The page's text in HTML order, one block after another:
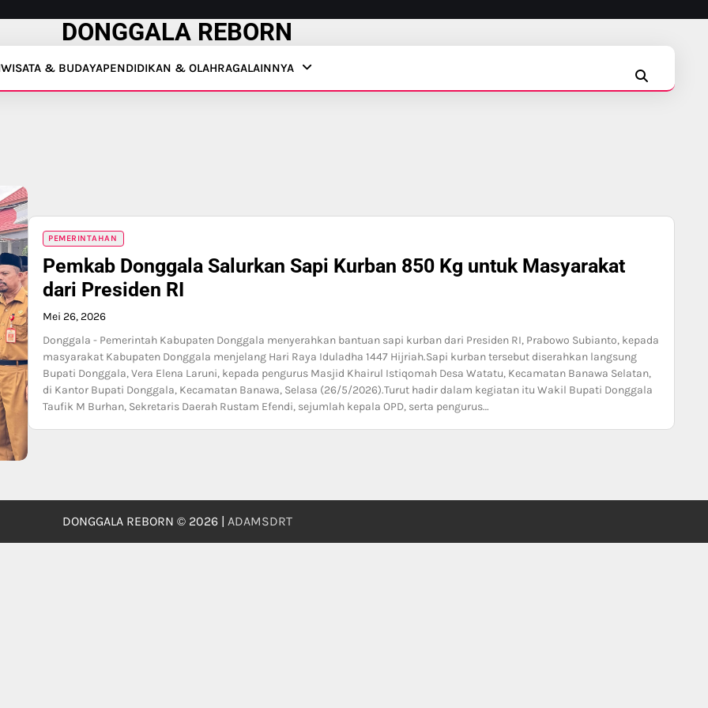
DONGGALA REBORN
& BUDAYAPENDIDIKAN & OLAHRAGALAINNYA
PEMERINTAHAN
Pemkab Donggala Salurkan Sapi Kurban 850 Kg untuk Masyarakat
dari Presiden RI
Mei 26, 2026
Donggala - Pemerintah Kabupaten Donggala menyerahkan bantuan sapi kurban dari Presiden RI, Prabowo Subianto, kepada
masyarakat Kabupaten Donggala menjelang Hari Raya Iduladha 1447 Hijriah.Sapi kurban tersebut diserahkan langsung
Bupati Donggala, Vera Elena Laruni, kepada pengurus Masjid Khairul Istiqomah Desa Watatu, Kecamatan Banawa Selatan,
di Kantor Bupati Donggala, Kecamatan Banawa, Selasa (26/5/2026).Turut hadir dalam kegiatan itu Wakil Bupati Donggala
Taufik M Burhan, Sekretaris Daerah Rustam Efendi, sejumlah kepala OPD, serta pengurus…
DONGGALA REBORN © 2026 | ADAMSDRT